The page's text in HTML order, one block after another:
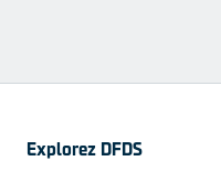
Explorez DFDS